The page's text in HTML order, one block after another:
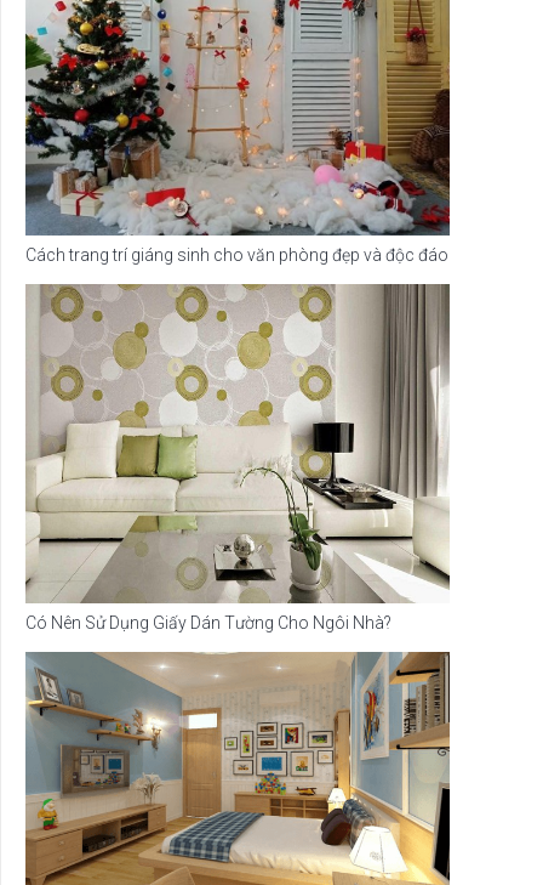
Cách trang trí giáng sinh cho văn phòng đẹp và độc đáo
Có Nên Sử Dụng Giấy Dán Tường Cho Ngôi Nhà?